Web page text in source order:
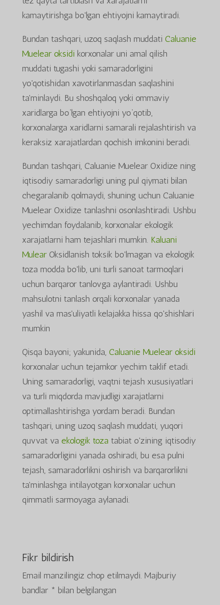
kamaytirishga bo'lgan ehtiyojni kamaytiradi.
Bundan tashqari, uzoq saqlash muddati Caluanie
Muelear oksidi korxonalar uni amal qilish
muddati tugashi yoki samaradorligini
yo'qotishidan xavotirlanmasdan saqlashini
ta'minlaydi. Bu shoshqaloq yoki ommaviy
xaridlarga bo‘lgan ehtiyojni yo‘qotib,
korxonalarga xaridlarni samarali rejalashtirish va
keraksiz xarajatlardan qochish imkonini beradi.
Bundan tashqari, Caluanie Muelear Oxidize ning
iqtisodiy samaradorligi uning pul qiymati bilan
chegaralanib qolmaydi, shuning uchun Caluanie
Muelear Oxidize tanlashni osonlashtiradi. Ushbu
yechimdan foydalanib, korxonalar ekologik
xarajatlarni ham tejashlari mumkin. Kaluani
MulearOksidlanish toksik bo'lmagan va ekologik
toza modda bo'lib, uni turli sanoat tarmoqlari
uchun barqaror tanlovga aylantiradi. Ushbu
mahsulotni tanlash orqali korxonalar yanada
yashil va mas'uliyatli kelajakka hissa qo'shishlari
mumkin
Qisqa bayoni; yakunida, Caluanie Muelear oksidi
korxonalar uchun tejamkor yechim taklif etadi.
Uning samaradorligi, vaqtni tejash xususiyatlari
va turli miqdorda mavjudligi xarajatlarni
optimallashtirishga yordam beradi. Bundan
tashqari, uning uzoq saqlash muddati, yuqori
quvvat va ekologik toza tabiat o'zining iqtisodiy
samaradorligini yanada oshiradi, bu esa pulni
tejash, samaradorlikni oshirish va barqarorlikni
ta'minlashga intilayotgan korxonalar uchun
qimmatli sarmoyaga aylanadi.
Fikr bildirish
Email manzilingiz chop etilmaydi. Majburiy
bandlar * bilan belgilangan